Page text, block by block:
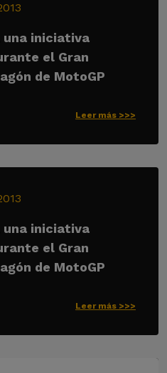
una iniciativa
el Gran
de MotoGP
Leer más >>>
una iniciativa
el Gran
de MotoGP
Leer más >>>